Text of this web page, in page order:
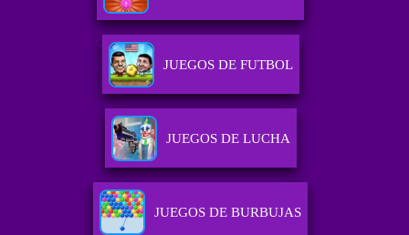
JUEGOS DE FUTBOL
JUEGOS DE LUCHA
JUEGOS DE BURBUJAS